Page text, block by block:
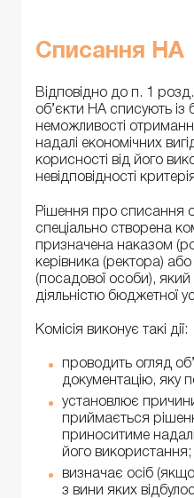
Списання НА
Відповідно до п. 1 розд.
об’єкти НА списують із
неможливості
надалі економічних
корисності від його
невідповідності
Рішення про списання
спеціально створена
призначена наказом
керівника (ректора)
(посадової особи),
діяльністю бюджетної
Комісія виконує такі дії:
проводить огляд
документацію, яку
установлює
приймається
приноситиме
його використання;
визначає осіб
з вини яких